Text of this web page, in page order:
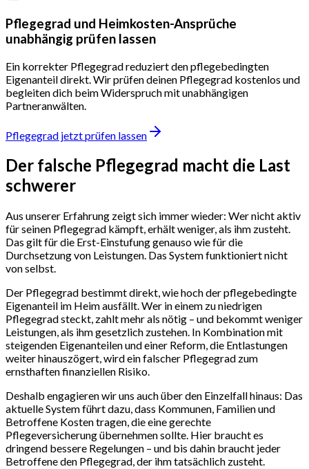
Pflegegrad und Heimkosten-Ansprüche
unabhängig prüfen lassen
Ein korrekter Pflegegrad reduziert den pflegebedingten
Eigenanteil direkt. Wir prüfen deinen Pflegegrad kostenlos und
begleiten dich beim Widerspruch mit unabhängigen
Partneranwälten.
Pflegegrad jetzt prüfen lassen
Der falsche Pflegegrad macht die Last
schwerer
Aus unserer Erfahrung zeigt sich immer wieder: Wer nicht aktiv
für seinen Pflegegrad kämpft, erhält weniger, als ihm zusteht.
Das gilt für die Erst-Einstufung genauso wie für die
Durchsetzung von Leistungen. Das System funktioniert nicht
von selbst.
Der Pflegegrad bestimmt direkt, wie hoch der pflegebedingte
Eigenanteil im Heim ausfällt. Wer in einem zu niedrigen
Pflegegrad steckt, zahlt mehr als nötig – und bekommt weniger
Leistungen, als ihm gesetzlich zustehen. In Kombination mit
steigenden Eigenanteilen und einer Reform, die Entlastungen
weiter hinauszögert, wird ein falscher Pflegegrad zum
ernsthaften finanziellen Risiko.
Deshalb engagieren wir uns auch über den Einzelfall hinaus: Das
aktuelle System führt dazu, dass Kommunen, Familien und
Betroffene Kosten tragen, die eine gerechte
Pflegeversicherung übernehmen sollte. Hier braucht es
dringend bessere Regelungen – und bis dahin braucht jeder
Betroffene den Pflegegrad, der ihm tatsächlich zusteht.